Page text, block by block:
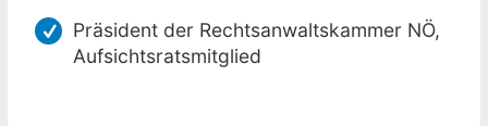
Präsident der Rechtsanwaltskammer NÖ,
Aufsichtsratsmitglied